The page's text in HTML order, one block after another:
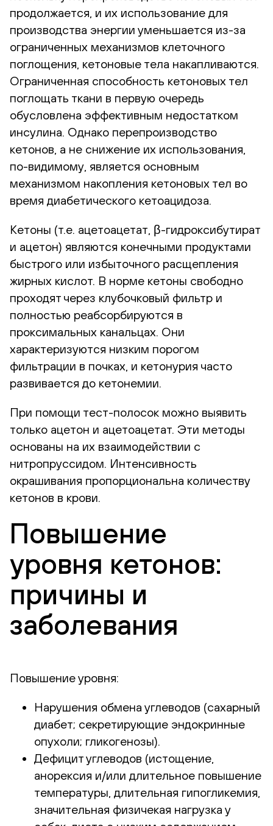
продолжается, и их использование для
производства энергии уменьшается из-за
ограниченных механизмов клеточного
поглощения, кетоновые тела накапливаются.
Ограниченная способность кетоновых тел
поглощать ткани в первую очередь
обусловлена эффективным недостатком
инсулина. Однако перепроизводство
кетонов, а не снижение их использования,
по-видимому, является основным
механизмом накопления кетоновых тел во
время диабетического кетоацидоза.
Кетоны (т.е. ацетоацетат, β-гидроксибутират
и ацетон) являются конечными продуктами
быстрого или избыточного расщепления
жирных кислот. В норме кетоны свободно
проходят через клубочковый фильтр и
полностью реабсорбируются в
проксимальных канальцах. Они
характеризуются низким порогом
фильтрации в почках, и кетонурия часто
развивается до кетонемии.
При помощи тест-полосок можно выявить
только ацетон и ацетоацетат. Эти методы
основаны на их взаимодействии с
нитропруссидом. Интенсивность
окрашивания пропорциональна количеству
кетонов в крови.
Повышение
уровня кетонов:
причины и
заболевания
Повышение уровня:
Нарушения обмена углеводов (сахарный
диабет; секретирующие эндокринные
опухоли; гликогенозы).
Дефицит углеводов (истощение,
анорексия и/или длительное повышение
температуры, длительная гипогликемия,
значительная физичекая нагрузка у